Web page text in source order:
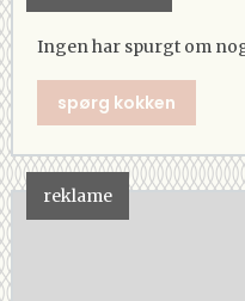
Ingen har spurgt om
spørg kokken
reklame